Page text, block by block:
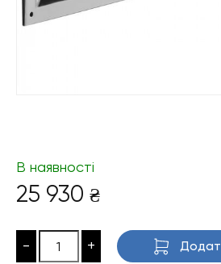
В наявності
25 930 ₴
- +